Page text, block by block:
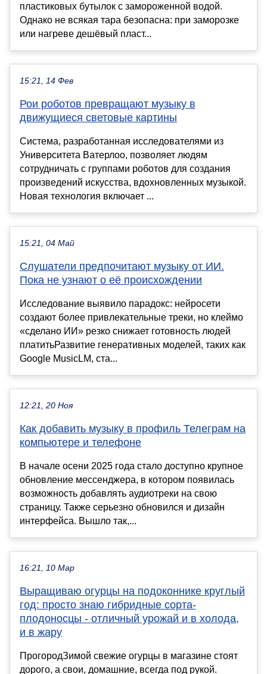
пластиковых бутылок с замороженной водой.
Однако не всякая тара безопасна: при заморозке
или нагреве дешёвый пласт...
15:21, 14 Фев
Рои роботов превращают музыку в
движущиеся световые картины
Система, разработанная исследователями из
Университета Ватерлоо, позволяет людям
сотрудничать с группами роботов для создания
произведений искусства, вдохновленных музыкой.
Новая технология включает ...
15:21, 04 Май
Слушатели предпочитают музыку от ИИ.
Пока не узнают о её происхождении
Исследование выявило парадокс: нейросети
создают более привлекательные треки, но клеймо
«сделано ИИ» резко снижает готовность людей
платитьРазвитие генеративных моделей, таких как
Google MusicLM, ста...
12:21, 20 Ноя
Как добавить музыку в профиль Телеграм на
компьютере и телефоне
В начале осени 2025 года стало доступно крупное
обновление мессенджера, в котором появилась
возможность добавлять аудиотреки на свою
страницу. Также серьезно обновился и дизайн
интерфейса. Вышло так,...
16:21, 10 Мар
Выращиваю огурцы на подоконнике круглый
год: просто знаю гибридные сорта-
плодоносцы - отличный урожай и в холода,
и в жару
ПрогородЗимой свежие огурцы в магазине стоят
дорого, а свои, домашние, всегда под рукой.